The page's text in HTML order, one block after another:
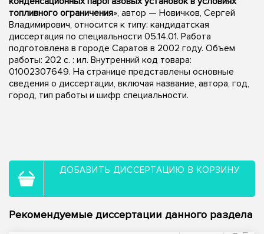
топливного ограничения», автор — Новичков, Сергей
Владимирович, относится к типу: кандидатская
диссертация по специальности 05.14.01. Работа
подготовлена в городе Саратов в 2002 году. Объем
работы: 202 с. : ил. Внутренний код товара:
01002307649. На странице представлены основные
сведения о диссертации, включая название, автора, год,
город, тип работы и шифр специальности.
ДОБАВИТЬ ДИССЕРТАЦИЮ В КОРЗИНУ
Рекомендуемые диссертации данного раздела